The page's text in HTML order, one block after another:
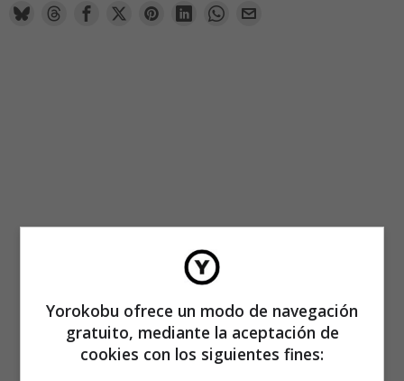
Yorokobu ofrece un modo de navegación
gratuito, mediante la aceptación de
cookies con los siguientes fines: